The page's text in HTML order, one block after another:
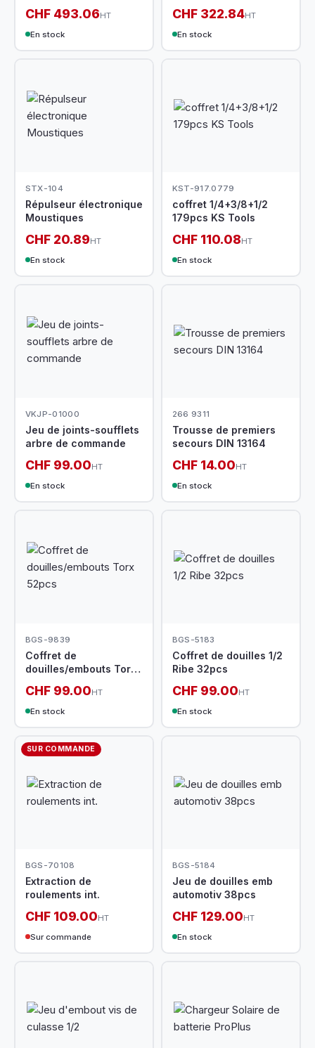
CHF 493.06HT
En stock
CHF 322.84HT
En stock
STX-104
Répulseur électronique
Moustiques
CHF 20.89HT
En stock
KST-917.0779
coffret 1/4+3/8+1/2
179pcs KS Tools
CHF 110.08HT
En stock
VKJP-01000
Jeu de joints-soufflets
arbre de commande
CHF 99.00HT
En stock
266 9311
Trousse de premiers
secours DIN 13164
CHF 14.00HT
En stock
BGS-9839
Coffret de
douilles/embouts Torx
CHF 99.00HT
En stock
BGS-5183
Coffret de douilles 1/2
Ribe 32pcs
CHF 99.00HT
En stock
SUR COMMANDE
BGS-70108
Extraction de
roulements int.
CHF 109.00HT
Sur commande
BGS-5184
Jeu de douilles emb
automotiv 38pcs
CHF 129.00HT
En stock